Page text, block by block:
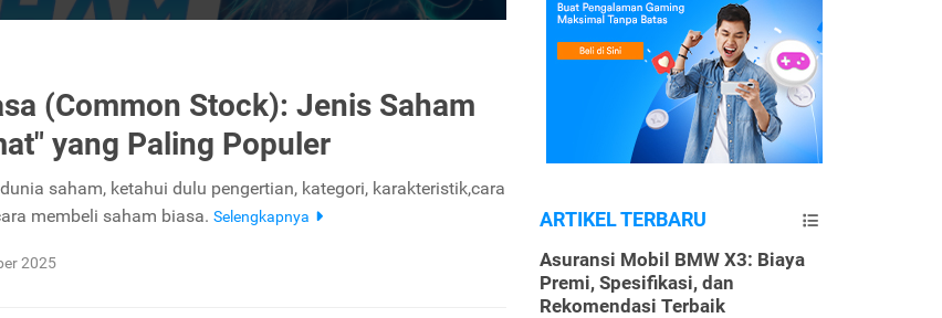
(Common Stock): Jenis Saham
yang Paling Populer
saham, ketahui dulu pengertian, kategori, karakteristik,cara
membeli saham biasa. Selengkapnya
2025
ARTIKEL TERBARU
Asuransi Mobil BMW X3: Biaya
Premi, Spesifikasi, dan
Rekomendasi Terbaik